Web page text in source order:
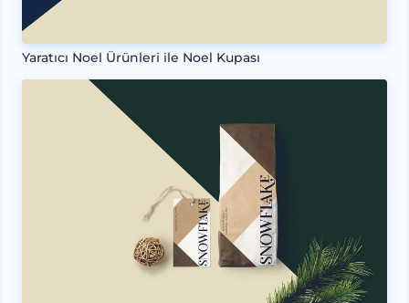
Yaratıcı Noel Ürünleri ile Noel Kupası